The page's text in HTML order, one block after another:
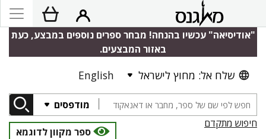
"אודיסיאה" עכשיו בהנחה! מבחר ספרים נוספים במבצע, כעת
באזור המבצעים.
שלח אל: מחוץ לישראל English
מודפסים
חיפוש מתקדם
ספר מקוון לדוגמא